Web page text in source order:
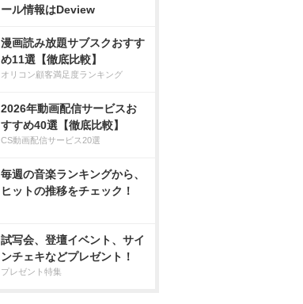
ール情報はDeview
漫画読み放題サブスクおすす
め11選【徹底比較】
オリコン顧客満足度ランキング
2026年動画配信サービスお
すすめ40選【徹底比較】
CS動画配信サービス20選
毎週の音楽ランキングから、
ヒットの推移をチェック！
試写会、登壇イベント、サイ
ンチェキなどプレゼント！
プレゼント特集